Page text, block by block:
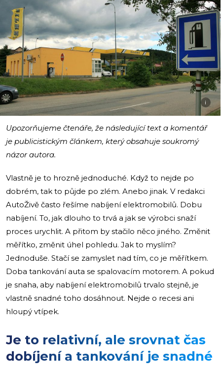
i
Upozorňujeme čtenáře, že následující text a komentář
je publicistickým článkem, který obsahuje soukromý
názor autora.
Vlastně je to hrozně jednoduché. Když to nejde po
dobrém, tak to půjde po zlém. Anebo jinak. V redakci
AutoŽivě často řešíme nabíjení elektromobilů. Dobu
nabíjení. To, jak dlouho to trvá a jak se výrobci snaží
proces urychlit. A přitom by stačilo něco jiného. Změnit
měřítko, změnit úhel pohledu. Jak to myslím?
Jednoduše. Stačí se zamyslet nad tím, co je měřítkem.
Doba tankování auta se spalovacím motorem. A pokud
je snaha, aby nabíjení elektromobilů trvalo stejně, je
vlastně snadné toho dosáhnout. Nejde o recesi ani
hloupý vtípek.
Je to relativní, ale srovnat čas
dobíjení a tankování je snadné